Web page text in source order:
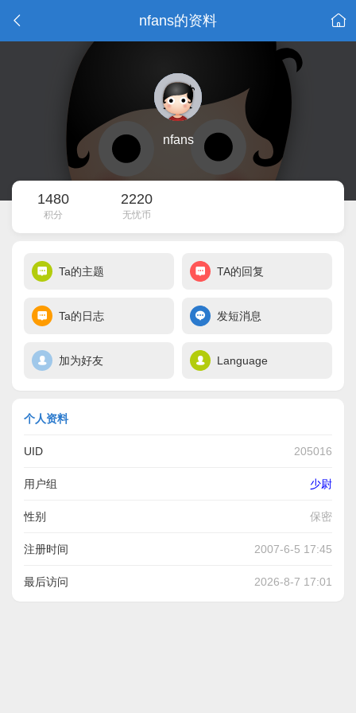
nfans的资料
nfans
1480
积分
2220
无忧币
Ta的主题 TA的回复
Ta的日志 发短消息
加为好友 Language
个人资料
UID 205016
用户组 少尉
性别 保密
注册时间 2007-6-5 17:45
最后访问 2026-8-7 17:01